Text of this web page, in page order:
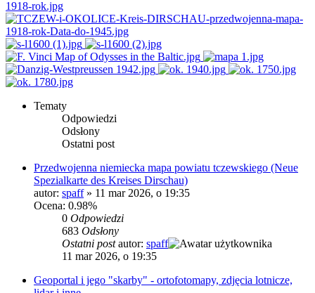
Tematy
Odpowiedzi
Odsłony
Ostatni post
Przedwojenna niemiecka mapa powiatu tczewskiego (Neue
Spezialkarte des Kreises Dirschau)
autor: spaff» 11 mar 2026, o 19:35
Ocena: 0.98%
0 Odpowiedzi
683 Odsłony
Ostatni postautor: spaff
11 mar 2026, o 19:35
Geoportal i jego "skarby" - ortofotomapy, zdjęcia lotnicze,